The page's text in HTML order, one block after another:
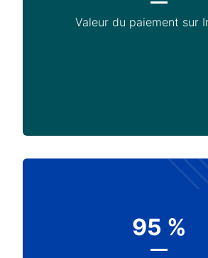
Valeur du paiement sur
95 %